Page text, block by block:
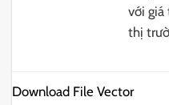
với giá
thị
Download File Vector